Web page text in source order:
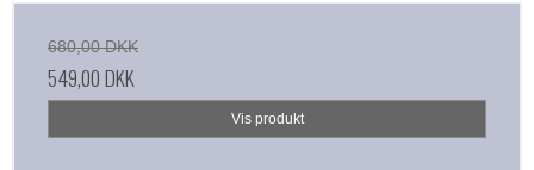
680,00 DKK
549,00 DKK
Vis produkt